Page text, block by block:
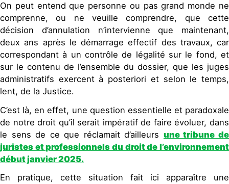
On peut entend que personne ou pas grand monde ne
comprenne, ou ne veuille comprendre, que cette
décision d’annulation n’intervienne que maintenant,
deux ans après le démarrage effectif des travaux, car
correspondant à un contrôle de légalité sur le fond, et
sur le contenu de l’ensemble du dossier, que les juges
administratifs exercent à posteriori et selon le temps,
lent, de la Justice.
C’est là, en effet, une question essentielle et paradoxale
de notre droit qu’il serait impératif de faire évoluer, dans
le sens de ce que réclamait d’ailleurs une tribune de
juristes et professionnels du droit de l’environnement
début janvier 2025.
En pratique, cette situation fait ici apparaître une